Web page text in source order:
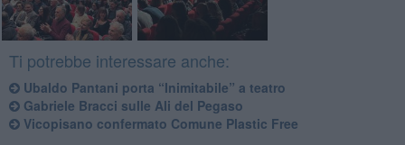
Ti potrebbe interessare anche:
Ubaldo Pantani porta “Inimitabile” a teatro
Gabriele Bracci sulle Ali del Pegaso
Vicopisano confermato Comune Plastic Free